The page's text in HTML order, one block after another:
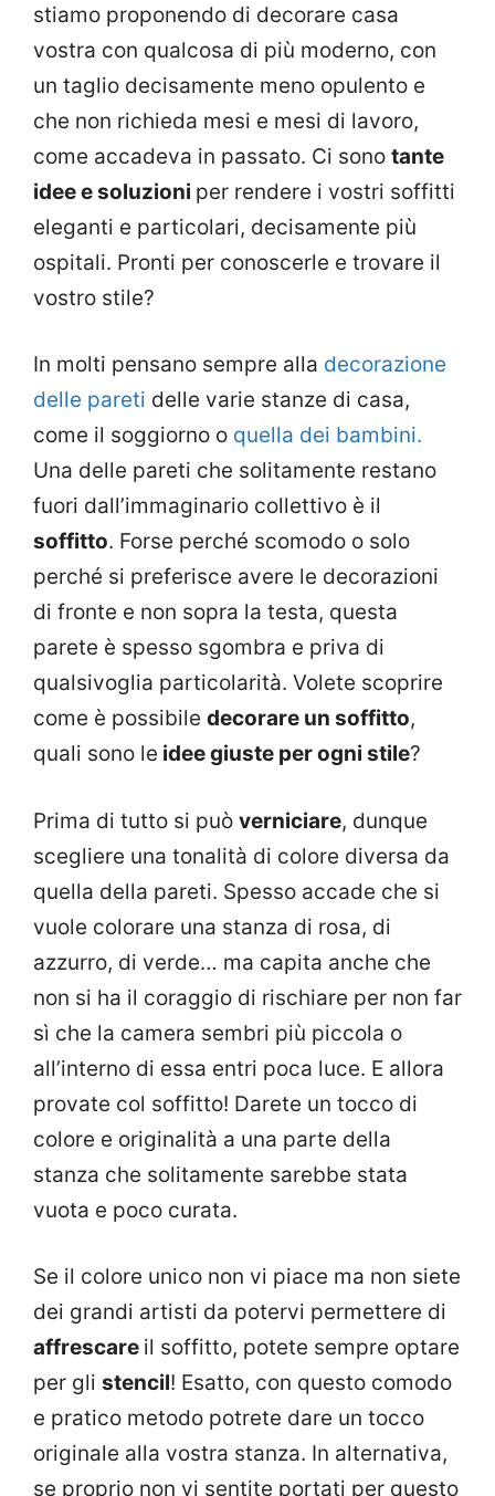
stiamo proponendo di decorare casa
vostra con qualcosa di più moderno, con
un taglio decisamente meno opulento e
che non richieda mesi e mesi di lavoro,
come accadeva in passato. Ci sono tante
idee e soluzioni per rendere i vostri soffitti
eleganti e particolari, decisamente più
ospitali. Pronti per conoscerle e trovare il
vostro stile?
In molti pensano sempre alla decorazione
delle pareti delle varie stanze di casa,
come il soggiorno o quella dei bambini.
Una delle pareti che solitamente restano
fuori dall’immaginario collettivo è il
soffitto. Forse perché scomodo o solo
perché si preferisce avere le decorazioni
di fronte e non sopra la testa, questa
parete è spesso sgombra e priva di
qualsivoglia particolarità. Volete scoprire
come è possibile decorare un soffitto,
quali sono le idee giuste per ogni stile?
Prima di tutto si può verniciare, dunque
scegliere una tonalità di colore diversa da
quella della pareti. Spesso accade che si
vuole colorare una stanza di rosa, di
azzurro, di verde… ma capita anche che
non si ha il coraggio di rischiare per non far
sì che la camera sembri più piccola o
all’interno di essa entri poca luce. E allora
provate col soffitto! Darete un tocco di
colore e originalità a una parte della
stanza che solitamente sarebbe stata
vuota e poco curata.
Se il colore unico non vi piace ma non siete
dei grandi artisti da potervi permettere di
affrescare il soffitto, potete sempre optare
per gli stencil! Esatto, con questo comodo
e pratico metodo potrete dare un tocco
originale alla vostra stanza. In alternativa,
se proprio non vi sentite portati per questo